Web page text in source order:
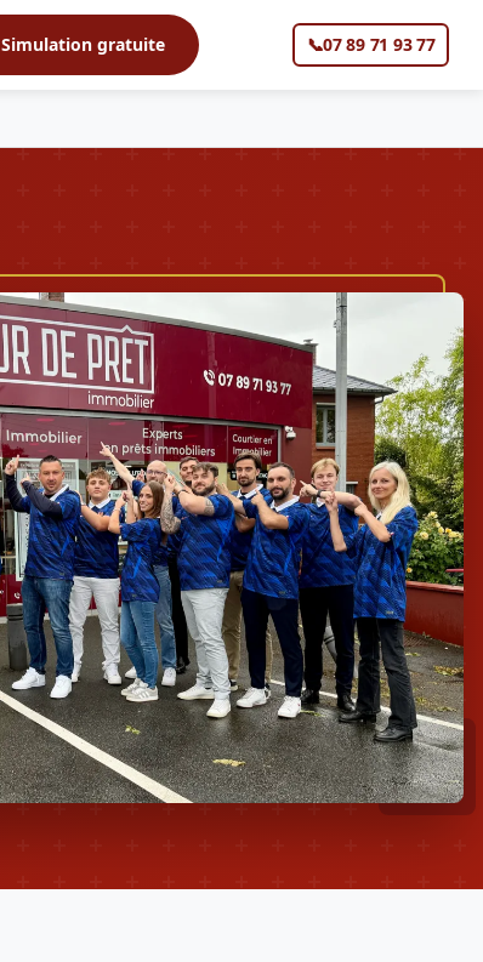
Simulation gratuite 📞07 89 71 93 77